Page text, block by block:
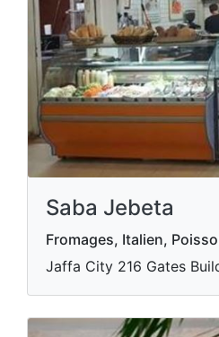
Saba Jebeta
Fromages, Italien,
Jaffa City 216 Gates